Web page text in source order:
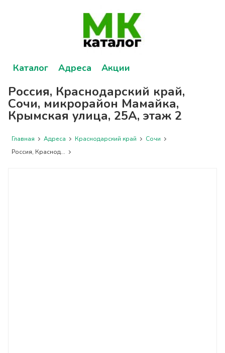
Каталог Адреса Акции
Россия, Краснодарский край,
Сочи, микрорайон Мамайка,
Крымская улица, 25А, этаж 2
Главная Адреса Краснодарский край
Сочи
Россия, Краснод...